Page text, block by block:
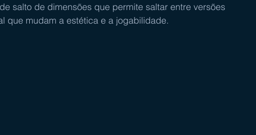
salto de dimensões que permite saltar entre versões
que mudam a estética e a jogabilidade.